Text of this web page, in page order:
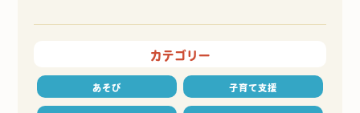
カテゴリー
あそび 子育て支援